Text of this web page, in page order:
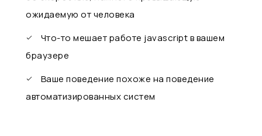
ожидаемую от человека
Что-то мешает работе javascript в вашем
браузере
Ваше поведение похоже на поведение
автоматизированных систем